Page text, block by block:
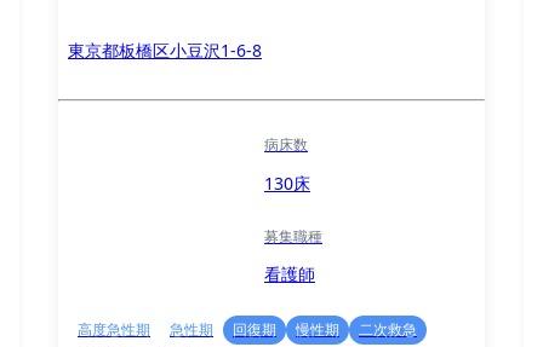
東京都板橋区小豆沢1-6-8
病床数
130床
募集職種
看護師
高度急性期 急性期 回復期 慢性期
二次救急